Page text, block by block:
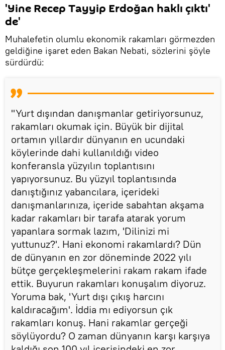
'Yine Recep Tayyip Erdoğan haklı çıktı'
de'
Muhalefetin olumlu ekonomik rakamları görmezden
geldiğine işaret eden Bakan Nebati, sözlerini şöyle
sürdürdü:
"Yurt dışından danışmanlar getiriyorsunuz,
rakamları okumak için. Büyük bir dijital
ortamın yıllardır dünyanın en ucundaki
köylerinde dahi kullanıldığı video
konferansla yüzyılın toplantısını
yapıyorsunuz. Bu yüzyıl toplantısında
danıştığınız yabancılara, içerideki
danışmanlarınıza, içeride sabahtan akşama
kadar rakamları bir tarafa atarak yorum
yapanlara sormak lazım, 'Dilinizi mi
yuttunuz?'. Hani ekonomi rakamlardı? Dün
de dünyanın en zor döneminde 2022 yılı
bütçe gerçekleşmelerini rakam rakam ifade
ettik. Buyurun rakamları konuşalım diyoruz.
Yoruma bak, 'Yurt dışı çıkış harcını
kaldıracağım'. İddia mı ediyorsun çık
rakamları konuş. Hani rakamlar gerçeği
söylüyordu? O zaman dünyanın karşı karşıya